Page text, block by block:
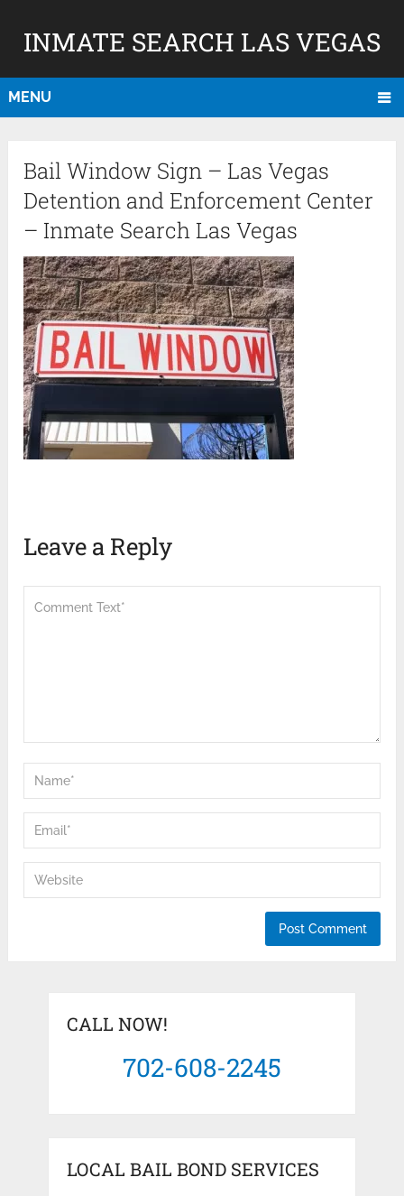
INMATE SEARCH LAS VEGAS
MENU
Bail Window Sign – Las Vegas
Detention and Enforcement Center
– Inmate Search Las Vegas
Leave a Reply
CALL NOW!
702-608-2245
LOCAL BAIL BOND SERVICES